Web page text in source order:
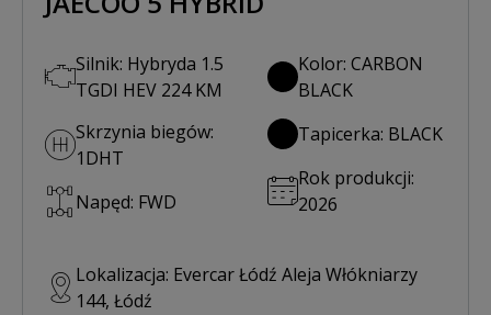
Silnik: Hybryda 1.5
TGDI HEV 224 KM
Skrzynia biegów:
1DHT
Napęd: FWD
Kolor: CARBON
BLACK
Tapicerka: BLACK
Rok produkcji:
2026
Lokalizacja: Evercar Łódź Aleja Włókniarzy
144, Łódź